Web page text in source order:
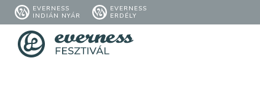
EVERNESS
INDIÁN NYÁR
EVERNESS
ERDÉLY